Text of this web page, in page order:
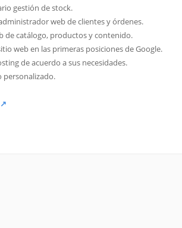
gestión de stock.
web de clientes y órdenes.
de catálogo, productos y contenido.
web en las primeras posiciones de Google.
de acuerdo a sus necesidades.
personalizado.